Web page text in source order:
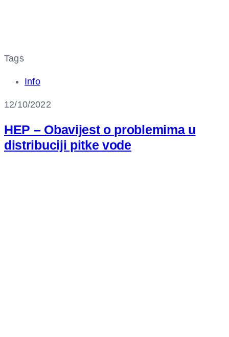
Tags
Info
12/10/2022
HEP – Obavijest o problemima u
distribuciji pitke vode